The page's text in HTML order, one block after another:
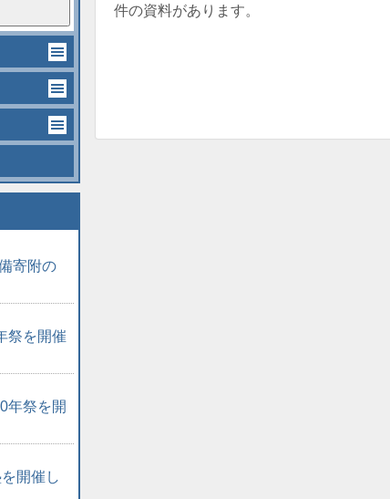
件の資料があります。
寄附の
祭を開催
年祭を開
開催し